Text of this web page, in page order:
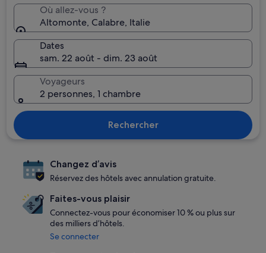
Où allez-vous ?
Altomonte, Calabre, Italie
Dates
sam. 22 août - dim. 23 août
Voyageurs
2 personnes, 1 chambre
Rechercher
Changez d’avis
Réservez des hôtels avec annulation gratuite.
Faites-vous plaisir
Connectez-vous pour économiser 10 % ou plus sur
des milliers d’hôtels.
Se connecter